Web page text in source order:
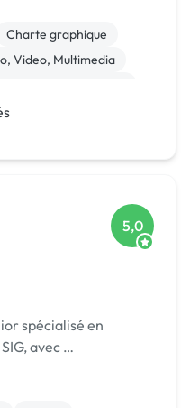
Charte graphique
Video, Multimedia
5,0
spécialisé en
avec …